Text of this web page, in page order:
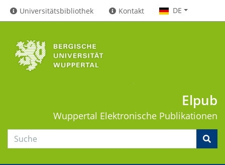
Universitätsbibliothek Kontakt DE
Elpub
Wuppertal Elektronische Publikationen